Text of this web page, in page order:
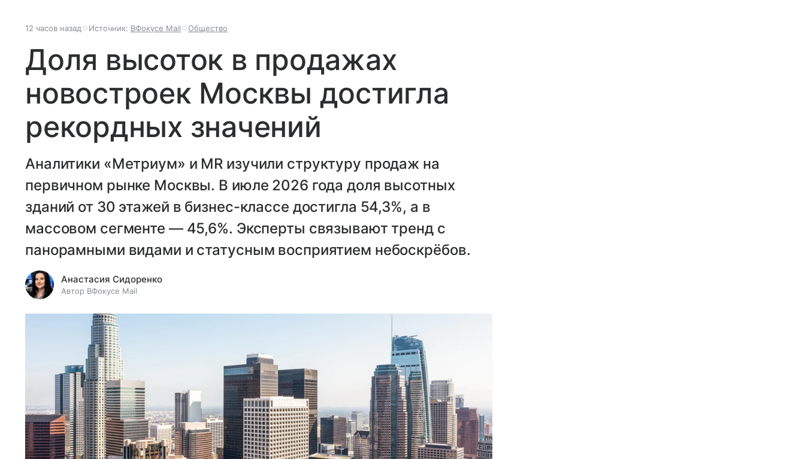
12 часов назад Источник: ВФокусе Mail Общество
Доля высоток в продажах
новостроек Москвы достигла
рекордных значений
Аналитики «Метриум» и MR изучили структуру продаж на
первичном рынке Москвы. В июле 2026 года доля высотных
зданий от 30 этажей в бизнес-классе достигла 54,3%, а в
массовом сегменте — 45,6%. Эксперты связывают тренд с
панорамными видами и статусным восприятием небоскрёбов.
Анастасия Сидоренко
Автор ВФокусе Mail